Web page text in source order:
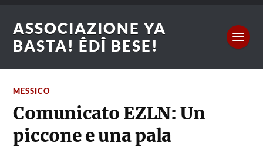
ASSOCIAZIONE YA
BASTA! ÊDÎ BESE!
MESSICO
Comunicato EZLN: Un
piccone e una pala